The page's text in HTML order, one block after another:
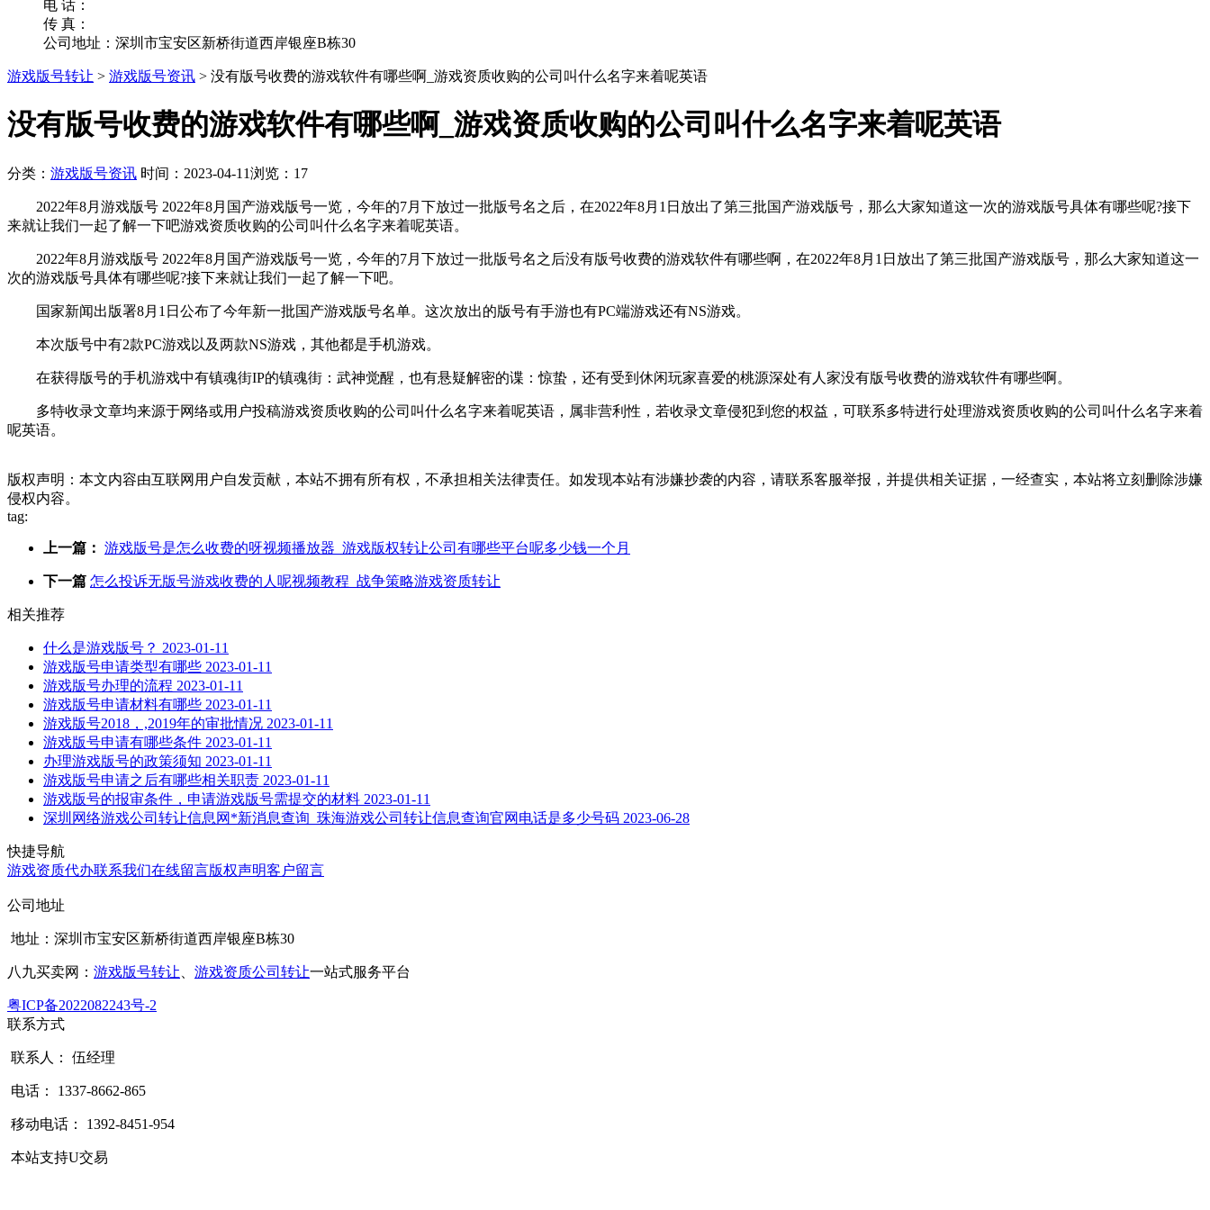
电 话：
传 真：
公司地址：深圳市宝安区新桥街道西岸银座B栋30
游戏版号转让 > 游戏版号资讯 > 没有版号收费的游戏软件有哪些啊_游戏资质收购的公司叫什么名字来着呢英语
没有版号收费的游戏软件有哪些啊_游戏资质收购的公司叫什么名字来着呢英语
分类： 游戏版号资讯 时间：2023-04-11浏览：17
2022年8月游戏版号 2022年8月国产游戏版号一览，今年的7月下放过一批版号名之后，在2022年8月1日放出了第三批国产游戏版号，那么大家知道这一次的游戏版号具体有哪些呢?接下
来就让我们一起了解一下吧游戏资质收购的公司叫什么名字来着呢英语。
2022年8月游戏版号 2022年8月国产游戏版号一览，今年的7月下放过一批版号名之后没有版号收费的游戏软件有哪些啊，在2022年8月1日放出了第三批国产游戏版号，那么大家知道这一
次的游戏版号具体有哪些呢?接下来就让我们一起了解一下吧。
国家新闻出版署8月1日公布了今年新一批国产游戏版号名单。这次放出的版号有手游也有PC端游戏还有NS游戏。
本次版号中有2款PC游戏以及两款NS游戏，其他都是手机游戏。
在获得版号的手机游戏中有镇魂街IP的镇魂街：武神觉醒，也有悬疑解密的谍：惊蛰，还有受到休闲玩家喜爱的桃源深处有人家没有版号收费的游戏软件有哪些啊。
多特收录文章均来源于网络或用户投稿游戏资质收购的公司叫什么名字来着呢英语，属非营利性，若收录文章侵犯到您的权益，可联系多特进行处理游戏资质收购的公司叫什么名字来着
呢英语。
版权声明：本文内容由互联网用户自发贡献，本站不拥有所有权，不承担相关法律责任。如发现本站有涉嫌抄袭的内容，请联系客服举报，并提供相关证据，一经查实，本站将立刻删除涉嫌
侵权内容。
tag:
上一篇： 游戏版号是怎么收费的呀视频播放器_游戏版权转让公司有哪些平台呢多少钱一个月
下一篇 怎么投诉无版号游戏收费的人呢视频教程_战争策略游戏资质转让
相关推荐
什么是游戏版号？ 2023-01-11
游戏版号申请类型有哪些 2023-01-11
游戏版号办理的流程 2023-01-11
游戏版号申请材料有哪些 2023-01-11
游戏版号2018，,2019年的审批情况 2023-01-11
游戏版号申请有哪些条件 2023-01-11
办理游戏版号的政策须知 2023-01-11
游戏版号申请之后有哪些相关职责 2023-01-11
游戏版号的报审条件，申请游戏版号需提交的材料 2023-01-11
深圳网络游戏公司转让信息网*新消息查询_珠海游戏公司转让信息查询官网电话是多少号码 2023-06-28
快捷导航
游戏资质代办联系我们在线留言版权声明客户留言
公司地址
地址：深圳市宝安区新桥街道西岸银座B栋30
八九买卖网： 游戏版号转让 游戏资质公司转让一站式服务平台
粤ICP备2022082243号-2
联系方式
联系人： 伍经理
电话： 1337-8662-865
移动电话： 1392-8451-954
本站支持U交易